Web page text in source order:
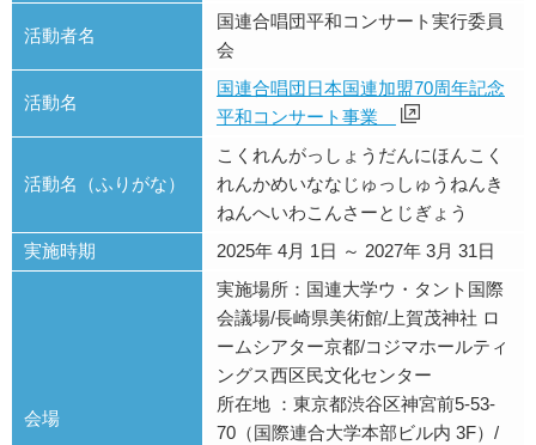
活動者名
国連合唱団平和コンサート実行委員
会
活動名
国連合唱団日本国連加盟70周年記念
平和コンサート事業
活動名（ふりがな）
こくれんがっしょうだんにほんこく
れんかめいななじゅっしゅうねんき
ねんへいわこんさーとじぎょう
実施時期
2025年 4月 1日 ～ 2027年 3月 31日
会場
実施場所：国連大学ウ・タント国際
会議場/長崎県美術館/上賀茂神社 ロ
ームシアター京都/コジマホールティ
ングス西区民文化センター
所在地 ：東京都渋谷区神宮前5-53-
70（国際連合大学本部ビル内 3F）/